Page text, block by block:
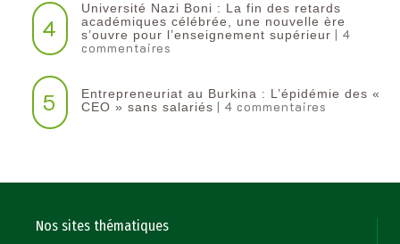
4
Université Nazi Boni : La fin des retards
académiques célébrée, une nouvelle ère
s’ouvre pour l’enseignement supérieur | 4
commentaires
5
Entrepreneuriat au Burkina : L’épidémie des «
CEO » sans salariés | 4 commentaires
Nos sites thématiques